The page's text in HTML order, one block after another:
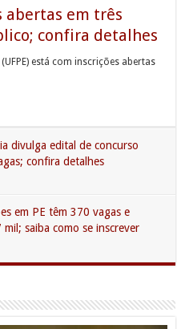
abertas em três
confira detalhes
está com inscrições abertas
divulga edital de concurso
confira detalhes
em PE têm 370 vagas e
saiba como se inscrever